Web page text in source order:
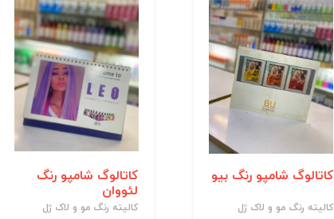
کاتالوگ شامپو رنگ بیو
کالیته رنگ مو و لاک ژل
کاتالوگ شامپو رنگ
لئووان
کالیته رنگ مو و لاک ژل